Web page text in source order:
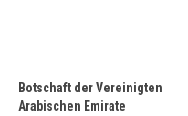
Botschaft der Vereinigten
Arabischen Emirate